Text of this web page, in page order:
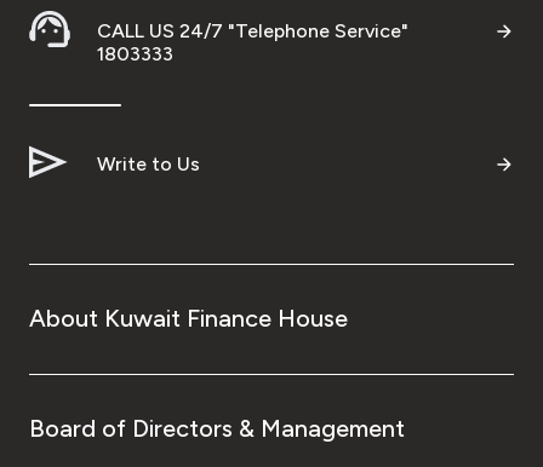
CALL US 24/7 "Telephone Service"
1803333
Write to Us
About Kuwait Finance House
Board of Directors & Management